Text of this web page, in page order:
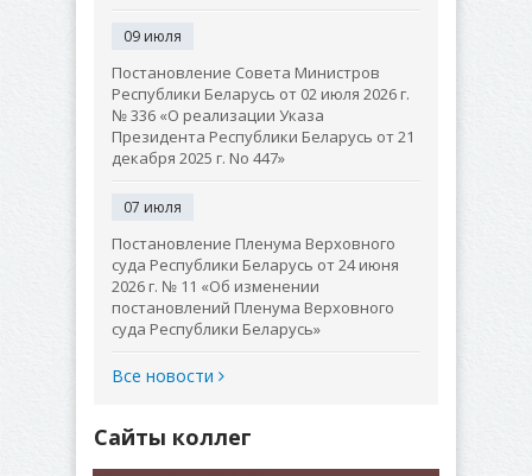
09 июля
Постановление Совета Министров
Республики Беларусь от 02 июля 2026 г.
№ 336 «О реализации Указа
Президента Республики Беларусь от 21
декабря 2025 г. No 447»
07 июля
Постановление Пленума Верховного
суда Республики Беларусь от 24 июня
2026 г. № 11 «Об изменении
постановлений Пленума Верховного
суда Республики Беларусь»
Все новости
Сайты коллег